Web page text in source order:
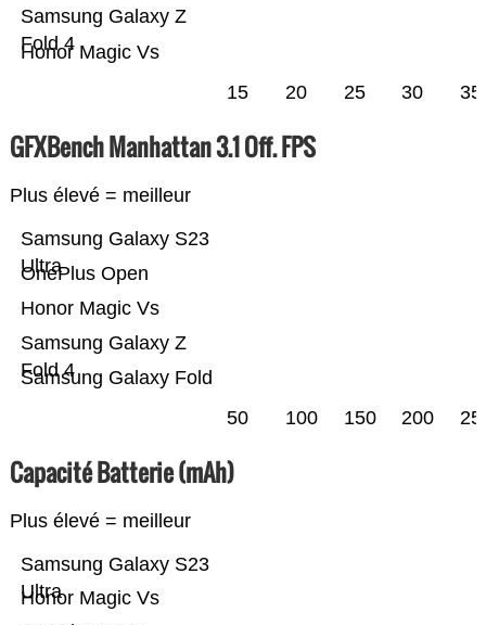
Honor Magic Vs
Samsung Galaxy Z
Fold 4
15 20 25 30 35
GFXBench Manhattan 3.1 Off. FPS
Plus élevé = meilleur
Samsung Galaxy Fold
Samsung Galaxy Z
Fold 4
Honor Magic Vs
OnePlus Open
Samsung Galaxy S23
Ultra
50 100 150 200
Capacité Batterie (mAh)
Plus élevé = meilleur
Honor Magic Vs
Samsung Galaxy S23
Ultra